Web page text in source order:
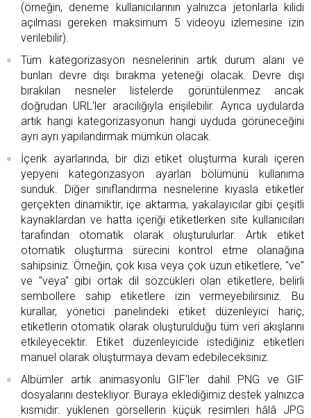
(örneğin, deneme kullanıcılarının yalnızca jetonlarla kilidi
açılması gereken maksimum 5 videoyu izlemesine izin
verilebilir).
Tüm kategorizasyon nesnelerinin artık durum alanı ve
bunları devre dışı bırakma yeteneği olacak. Devre dışı
bırakılan nesneler listelerde görüntülenmez ancak
doğrudan URL'ler aracılığıyla erişilebilir. Ayrıca uydularda
artık hangi kategorizasyonun hangi uyduda görüneceğini
ayrı ayrı yapılandırmak mümkün olacak.
İçerik ayarlarında, bir dizi etiket oluşturma kuralı içeren
yepyeni kategorizasyon ayarları bölümünü kullanıma
sunduk. Diğer sınıflandırma nesnelerine kıyasla etiketler
gerçekten dinamiktir; içe aktarma, yakalayıcılar gibi çeşitli
kaynaklardan ve hatta içeriği etiketlerken site kullanıcıları
tarafından otomatik olarak oluşturulurlar. Artık etiket
otomatik oluşturma sürecini kontrol etme olanağına
sahipsiniz. Örneğin, çok kısa veya çok uzun etiketlere, "ve"
ve "veya" gibi ortak dil sözcükleri olan etiketlere, belirli
sembollere sahip etiketlere izin vermeyebilirsiniz. Bu
kurallar, yönetici panelindeki etiket düzenleyici hariç,
etiketlerin otomatik olarak oluşturulduğu tüm veri akışlarını
etkileyecektir. Etiket düzenleyicide istediğiniz etiketleri
manuel olarak oluşturmaya devam edebileceksiniz.
Albümler artık animasyonlu GIF'ler dahil PNG ve GIF
dosyalarını destekliyor. Buraya eklediğimiz destek yalnızca
kısmidir: yüklenen görsellerin küçük resimleri hâlâ JPG